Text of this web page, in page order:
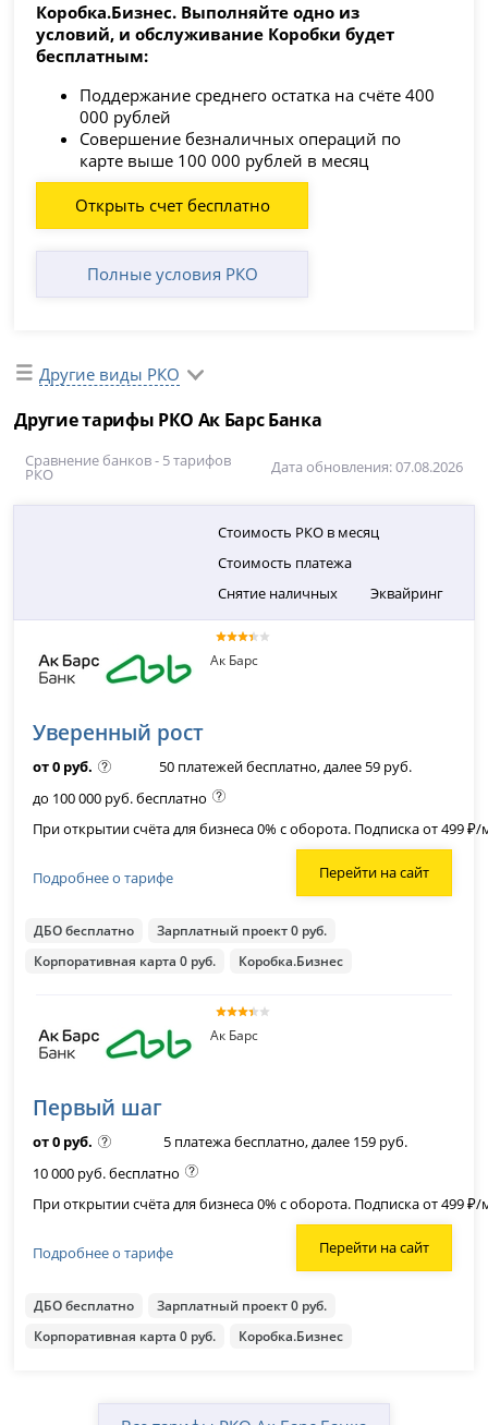
Коробка.Бизнес. Выполняйте одно из
условий, и обслуживание Коробки будет
бесплатным:
Поддержание среднего остатка на счёте 400
000 рублей
Совершение безналичных операций по
карте выше 100 000 рублей в месяц
Открыть счет бесплатно
Полные условия РКО
Другие виды РКО
Другие тарифы РКО Ак Барс Банка
Сравнение банков - 5 тарифов
РКО Дата обновления: 07.08.2026
Стоимость РКО в месяц
Стоимость платежа
Снятие наличных
Эквайринг
Ак Барс
Уверенный рост
от 0 руб.
50 платежей бесплатно, далее 59 руб.
до 100 000 руб. бесплатно
При открытии счёта для бизнеса 0% с оборота. Подписка от 499
Подробнее о тарифе Перейти на сайт
ДБО бесплатно
Зарплатный проект 0 руб.
Корпоративная карта 0 руб.
Коробка.Бизнес
Ак Барс
Первый шаг
от 0 руб.
5 платежа бесплатно, далее 159 руб.
10 000 руб. бесплатно
При открытии счёта для бизнеса 0% с оборота. Подписка от 499
Подробнее о тарифе Перейти на сайт
ДБО бесплатно
Зарплатный проект 0 руб.
Корпоративная карта 0 руб.
Коробка.Бизнес